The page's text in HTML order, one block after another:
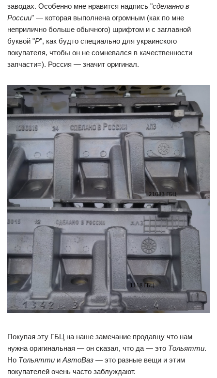
заводах. Особенно мне нравится надпись "сделанно в
России" — которая выполнена огромным (как по мне
неприлично больше обычного) шрифтом и с заглавной
буквой "Р", как будто специально для украинского
покупателя, чтобы он не сомневался в качественности
запчасти=). Россия — значит оригинал.
Покупая эту ГБЦ на наше замечание продавцу что нам
нужна оригинальная — он сказал, что да — это Тольятти.
Но Тольятти и АвтоВаз — это разные вещи и этим
покупателей очень часто заблуждают.